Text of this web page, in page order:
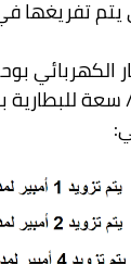
يتم
الكهربائي
للبطارية